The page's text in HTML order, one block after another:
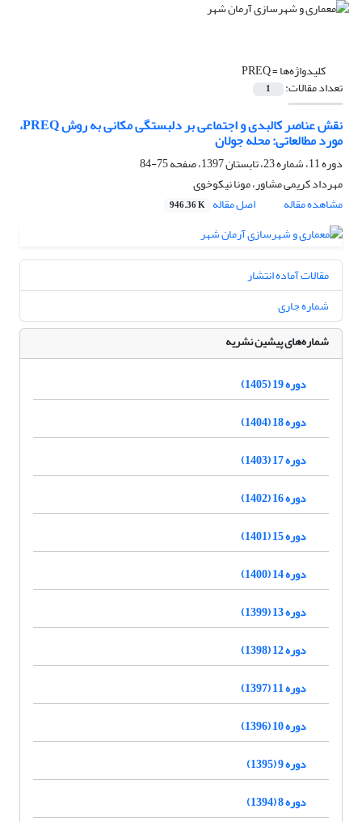
کلیدواژه‌ها =PREQ
تعداد مقالات: 1
نقش عناصر کالبدی و اجتماعی بر دلبستگی مکانی به روش PREQ،
مورد مطالعاتی: محله جولان
دوره 11، شماره 23، تابستان 1397، صفحه
75-84
مهرداد کریمی مشاور، مونا نیکوخوی
مشاهده مقاله
اصل مقاله 946.36 K
مقالات آماده انتشار
شماره جاری
شماره‌های پیشین نشریه
دوره 19 (1405)
دوره 18 (1404)
دوره 17 (1403)
دوره 16 (1402)
دوره 15 (1401)
دوره 14 (1400)
دوره 13 (1399)
دوره 12 (1398)
دوره 11 (1397)
دوره 10 (1396)
دوره 9 (1395)
دوره 8 (1394)